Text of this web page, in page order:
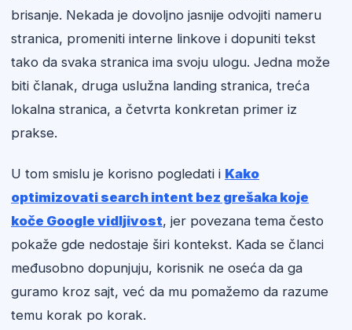
brisanje. Nekada je dovoljno jasnije odvojiti nameru
stranica, promeniti interne linkove i dopuniti tekst
tako da svaka stranica ima svoju ulogu. Jedna može
biti članak, druga uslužna landing stranica, treća
lokalna stranica, a četvrta konkretan primer iz
prakse.
U tom smislu je korisno pogledati i Kako
optimizovati search intent bez grešaka koje
koče Google vidljivost, jer povezana tema često
pokaže gde nedostaje širi kontekst. Kada se članci
međusobno dopunjuju, korisnik ne oseća da ga
guramo kroz sajt, već da mu pomažemo da razume
temu korak po korak.